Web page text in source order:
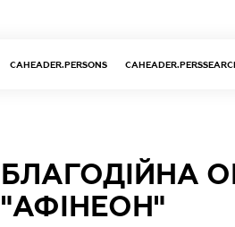
CAHEADER.PERSONS
БЛАГОДІЙНА
"АФІНЕОН"